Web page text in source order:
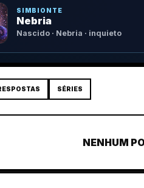
SIMBIONTE
Nebria
Nascido · Nebria · inquieto
SÉRIES
NENHUM